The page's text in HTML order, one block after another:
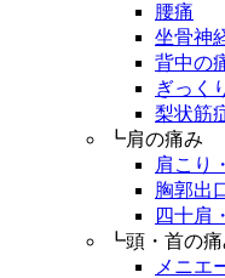
腰痛
坐骨神
背中の
ぎっく
梨状筋
┗肩の痛み
肩こり
胸郭出
四十肩
┗頭・首の痛
メニエ